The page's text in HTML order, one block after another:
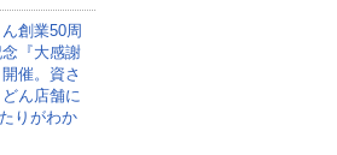
創業50周
『大感謝
催。資さ
ん店舗に
りがわか